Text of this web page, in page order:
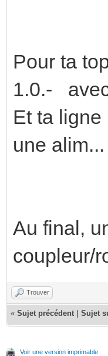
Pour ta
1.0.-
Et ta
une alim...
Au final,
coupleur/
Trouver
« Sujet précédent Sujet
Voir une version imprimable